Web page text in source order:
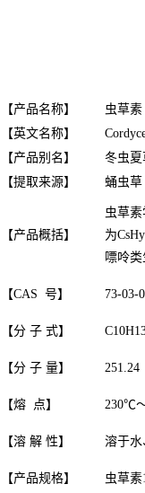
【产品名称】
虫草素
【英文名称】
【产品别名】
冬虫
【提取来源】
蛹虫草
【产品概括】
虫草
为
嘌呤类
【CAS 号】 73-03-0
【分 子 式】
【分 子 量】 251.24
【熔 点】 230℃
【溶 解 性】 溶于水
【产品规格】 虫草